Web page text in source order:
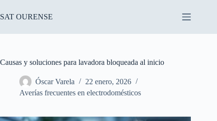
al
contenido
SAT OURENSE
Causas y soluciones para lavadora bloqueada al inicio
Óscar Varela
22 enero, 2026
Averías frecuentes en electrodomésticos